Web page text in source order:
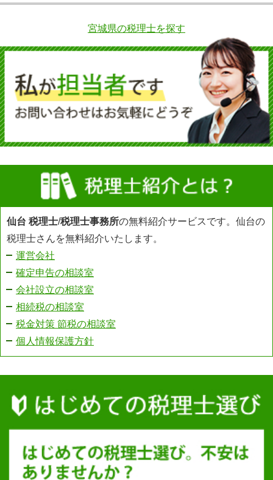
宮城県の税理士を探す
仙台 税理士/税理士事務所の無料紹介サービスです。仙台の
税理士さんを無料紹介いたします。
運営会社
確定申告の相談室
会社設立の相談室
相続税の相談室
税金対策 節税の相談室
個人情報保護方針